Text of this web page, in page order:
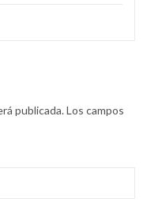
publicada.Los campos